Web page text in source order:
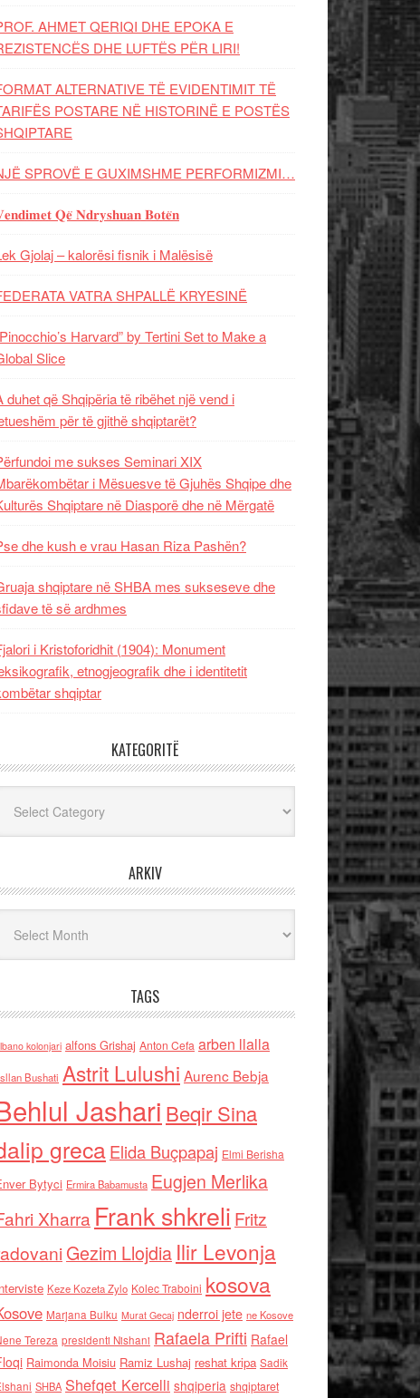
AHMET QERIQI DHE EPOKA E
DHE LUFTЁS PЁR LIRI!
ALTERNATIVE TË EVIDENTIMIT TË
POSTARE NË HISTORINË E POSTËS
SPROVË E GUXIMSHME PERFORMIZMI…
𝐐𝐞̈ 𝐍𝐝𝐫𝐲𝐬𝐡𝐮𝐚𝐧 𝐁𝐨𝐭𝐞̈𝐧
Gjolaj – kalorësi fisnik i Malësisë
VATRA SHPALLË KRYESINË
Harvard” by Tertini Set to Make a
Slice
duhet që Shqipëria të ribëhet një vend i
për të gjithë shqiptarët?
me sukses Seminari XIX
i Mësuesve të Gjuhës Shqipe dhe
Shqiptare në Diasporë dhe në Mërgatë
dhe kush e vrau Hasan Riza Pashën?
shqiptare në SHBA mes sukseseve dhe
të së ardhmes
i Kristoforidhit (1904): Monument
etnogjeografik dhe i identitetit
shqiptar
KATEGORITË
ARKIV
TAGS
kolonjari alfons Grishaj Anton Cefa arben llalla
Bushati Astrit Lulushi Aurenc Bebja
Jashari Beqir Sina
grecaElida Buçpapaj Elmi Berisha
Bytyci Ermira Babamusta Eugjen Merlika
Xharra Frank shkreli Fritz
Gezim Llojdia Ilir Levonja
Keze Kozeta Zylo Kolec Traboini kosova
Marjana Bulku Murat Gecaj nderroi jete ne Kosove
Tereza presidenti Nishani Rafaela Prifti Rafael
Raimonda Moisiu Ramiz Lushaj reshat kripa Sadik
SHBA Shefqet Kercelli shqiperia shqiptaret